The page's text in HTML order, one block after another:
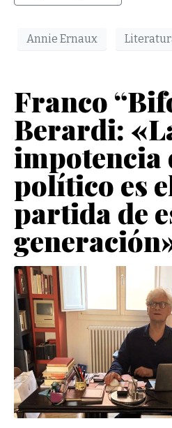
Annie Ernaux
Franco
Berardi:
impotencia
político es
partida de